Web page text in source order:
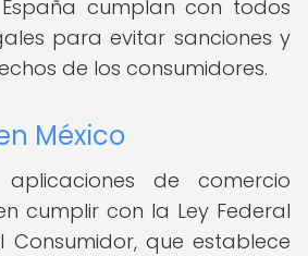
cumplan con todos
para evitar sanciones y
de los consumidores.
México
de comercio
cumplir con la Ley Federal
Consumidor, que establece